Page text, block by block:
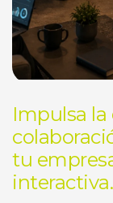
Impulsa
tu